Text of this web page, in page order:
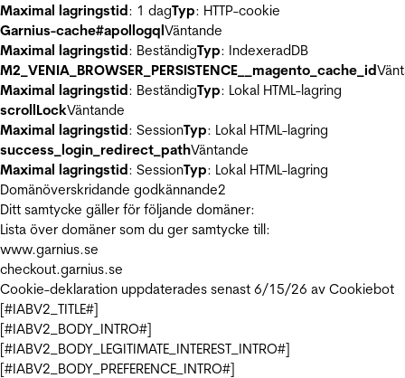
Maximal lagringstid: 1 dagTyp: HTTP-cookie
Garnius-cache#apollogqlVäntande
Maximal lagringstid: BeständigTyp: IndexeradDB
M2_VENIA_BROWSER_PERSISTENCE__magento_cache_id
Maximal lagringstid: BeständigTyp: Lokal HTML-lagring
scrollLockVäntande
Maximal lagringstid: SessionTyp: Lokal HTML-lagring
success_login_redirect_pathVäntande
Maximal lagringstid: SessionTyp: Lokal HTML-lagring
Domänöverskridande godkännande2
Ditt samtycke gäller för följande domäner:
Lista över domäner som du ger samtycke till:
www.garnius.se
checkout.garnius.se
Cookie-deklaration uppdaterades senast 6/15/26 av Cookiebot
[#IABV2_TITLE#]
[#IABV2_BODY_INTRO#]
[#IABV2_BODY_LEGITIMATE_INTEREST_INTRO#]
[#IABV2_BODY_PREFERENCE_INTRO#]